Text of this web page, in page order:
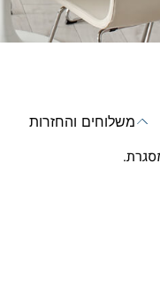
משלוחים והחזרות